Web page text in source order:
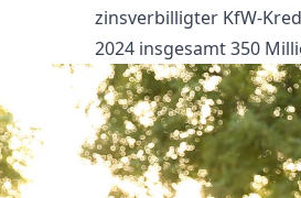
zinsverbilligter KfW-
2024 insgesamt 350